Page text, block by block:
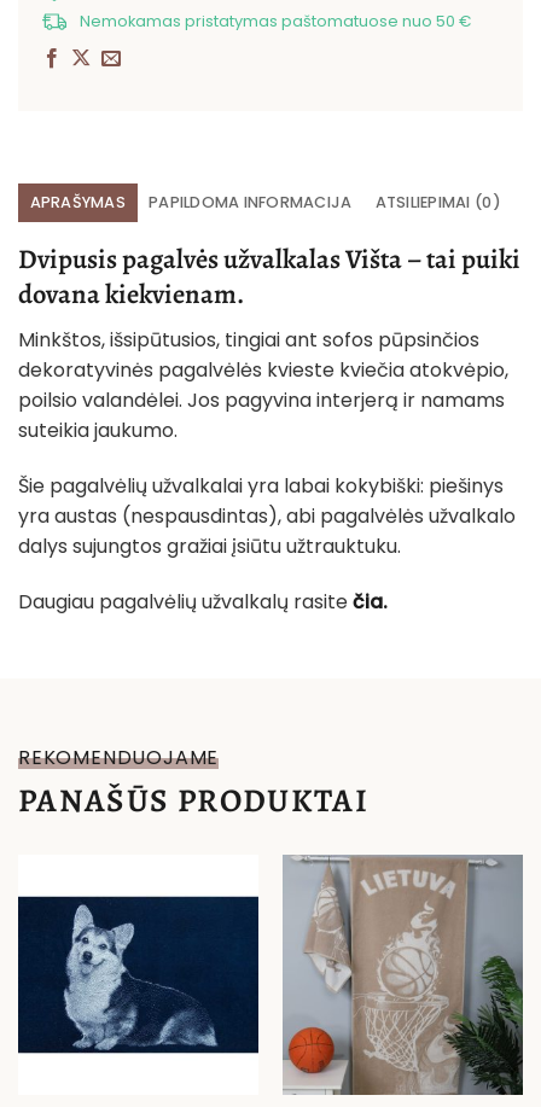
Nemokamas pristatymas paštomatuose nuo 50 €
APRAŠYMAS PAPILDOMA INFORMACIJA ATSILIEPIMAI (0)
Dvipusis pagalvės užvalkalas Višta – tai puiki
dovana kiekvienam.
Minkštos, išsipūtusios, tingiai ant sofos pūpsinčios
dekoratyvinės pagalvėlės kvieste kviečia atokvėpio,
poilsio valandėlei. Jos pagyvina interjerą ir namams
suteikia jaukumo.
Šie pagalvėlių užvalkalai yra labai kokybiški: piešinys
yra austas (nespausdintas), abi pagalvėlės užvalkalo
dalys sujungtos gražiai įsiūtu užtrauktuku.
Daugiau pagalvėlių užvalkalų rasitečia.
REKOMENDUOJAME
PANAŠŪS PRODUKTAI